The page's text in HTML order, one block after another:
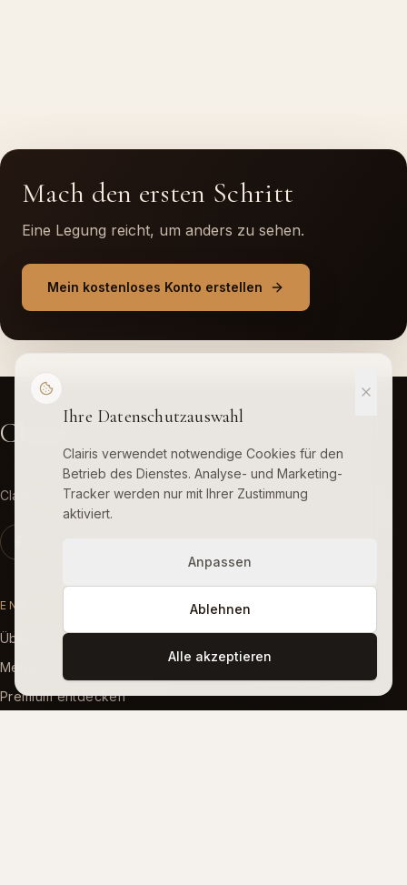
Mach den ersten Schritt
Eine Legung reicht, um anders zu sehen.
Mein kostenloses Konto erstellen
Clairis
Clairis · Symbolische Introspektion
ENTDECKEN
Über uns
Menschliche Begleitung
Premium entdecken
Ihre Datenschutzauswahl
Clairis verwendet notwendige Cookies für den
Betrieb des Dienstes. Analyse- und Marketing-
Tracker werden nur mit Ihrer Zustimmung
aktiviert.
Anpassen
Ablehnen
Alle akzeptieren